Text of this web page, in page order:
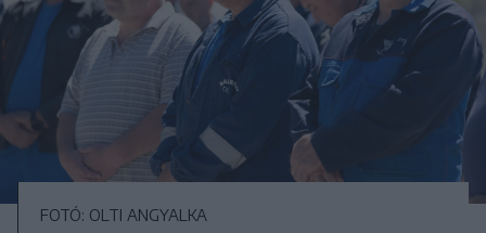
FOTÓ: OLTI ANGYALKA